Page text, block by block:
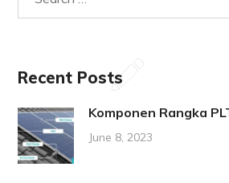
Recent Posts
Komponen Rangka
June 8, 2023